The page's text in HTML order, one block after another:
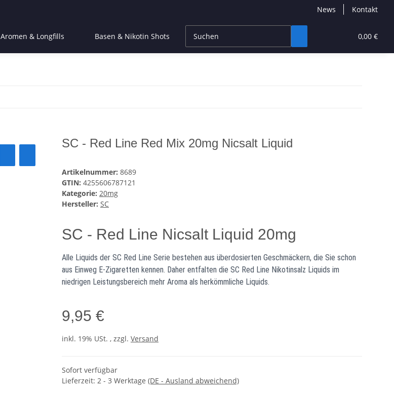
News Kontakt
0,00 €
Aromen & Longfills Basen & Nikotin Shots CBD Products High End
SC - Red Line Red Mix 20mg Nicsalt Liquid
Artikelnummer: 8689
GTIN: 4255606787121
Kategorie: 20mg
Hersteller: SC
SC - Red Line Nicsalt Liquid 20mg
Alle Liquids der SC Red Line Serie bestehen aus überdosierten Geschmäckern, die Sie schon
aus Einweg E-Zigaretten kennen. Daher entfalten die SC Red Line Nikotinsalz Liquids im
niedrigen Leistungsbereich mehr Aroma als herkömmliche Liquids.
9,95 €
inkl. 19% USt. , zzgl. Versand
Sofort verfügbar
Lieferzeit: 2 - 3 Werktage (DE - Ausland abweichend)